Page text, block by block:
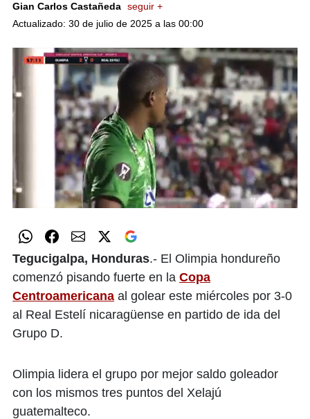
Gian Carlos Castañeda seguir +
Actualizado: 30 de julio de 2025 a las 00:00
53
seconds
Tegucigalpa, Honduras.- El Olimpia hondureño
comenzó pisando fuerte en la Copa
Centroamericana al golear este miércoles por 3-0
al Real Estelí nicaragüense en partido de ida del
Grupo D.
Olimpia lidera el grupo por mejor saldo goleador
con los mismos tres puntos del Xelajú
guatemalteco.